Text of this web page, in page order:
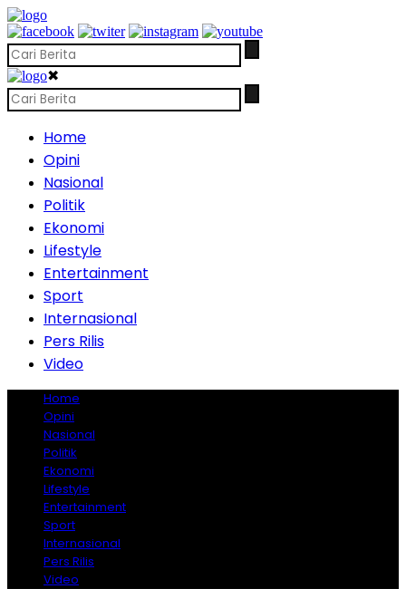
✖
Home
Opini
Nasional
Politik
Ekonomi
Lifestyle
Entertainment
Sport
Internasional
Pers Rilis
Video
Home
Opini
Nasional
Politik
Ekonomi
Lifestyle
Entertainment
Sport
Internasional
Pers Rilis
Video